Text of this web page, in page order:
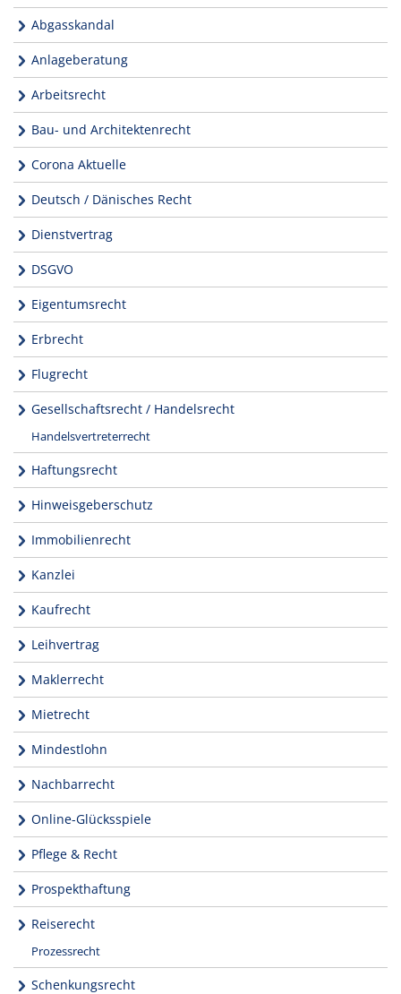
Abgasskandal
Anlageberatung
Arbeitsrecht
Bau- und Architektenrecht
Corona Aktuelle
Deutsch / Dänisches Recht
Dienstvertrag
DSGVO
Eigentumsrecht
Erbrecht
Flugrecht
Gesellschaftsrecht / Handelsrecht
Handelsvertreterrecht
Haftungsrecht
Hinweisgeberschutz
Immobilienrecht
Kanzlei
Kaufrecht
Leihvertrag
Maklerrecht
Mietrecht
Mindestlohn
Nachbarrecht
Online-Glücksspiele
Pflege & Recht
Prospekthaftung
Reiserecht
Prozessrecht
Schenkungsrecht